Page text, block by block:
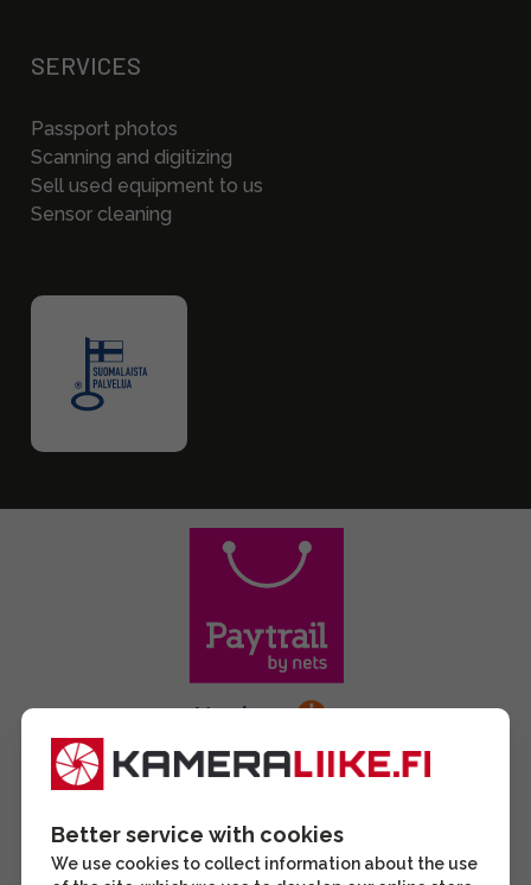
SERVICES
Passport photos
Scanning and digitizing
Sell used equipment to us
Sensor cleaning
Better service with cookies
We use cookies to collect information about the use